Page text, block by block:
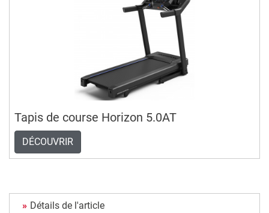
Tapis de course Horizon 5.0AT
DÉCOUVRIR
Détails de l'article